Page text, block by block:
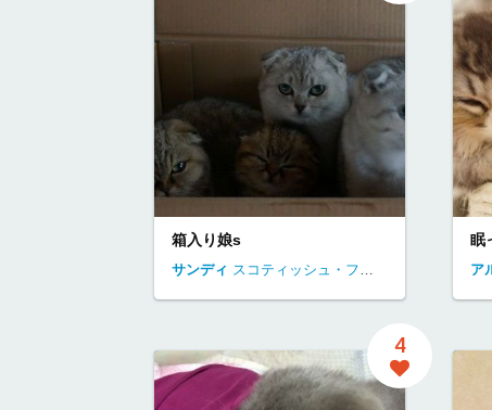
箱入り娘s
サンディ スコティッシュ・フォールド 神奈川県
眠
ア
4